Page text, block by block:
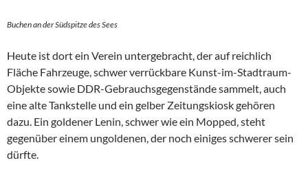
Buchen an der Südspitze des Sees
Heute ist dort ein Verein untergebracht, der auf reichlich
Fläche Fahrzeuge, schwer verrückbare Kunst-im-Stadtraum-
Objekte sowie DDR-Gebrauchsgegenstände sammelt, auch
eine alte Tankstelle und ein gelber Zeitungskiosk gehören
dazu. Ein goldener Lenin, schwer wie ein Mopped, steht
gegenüber einem ungoldenen, der noch einiges schwerer sein
dürfte.